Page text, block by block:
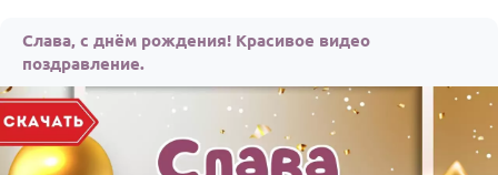
Слава, с днём рождения! Красивое видео
поздравление.